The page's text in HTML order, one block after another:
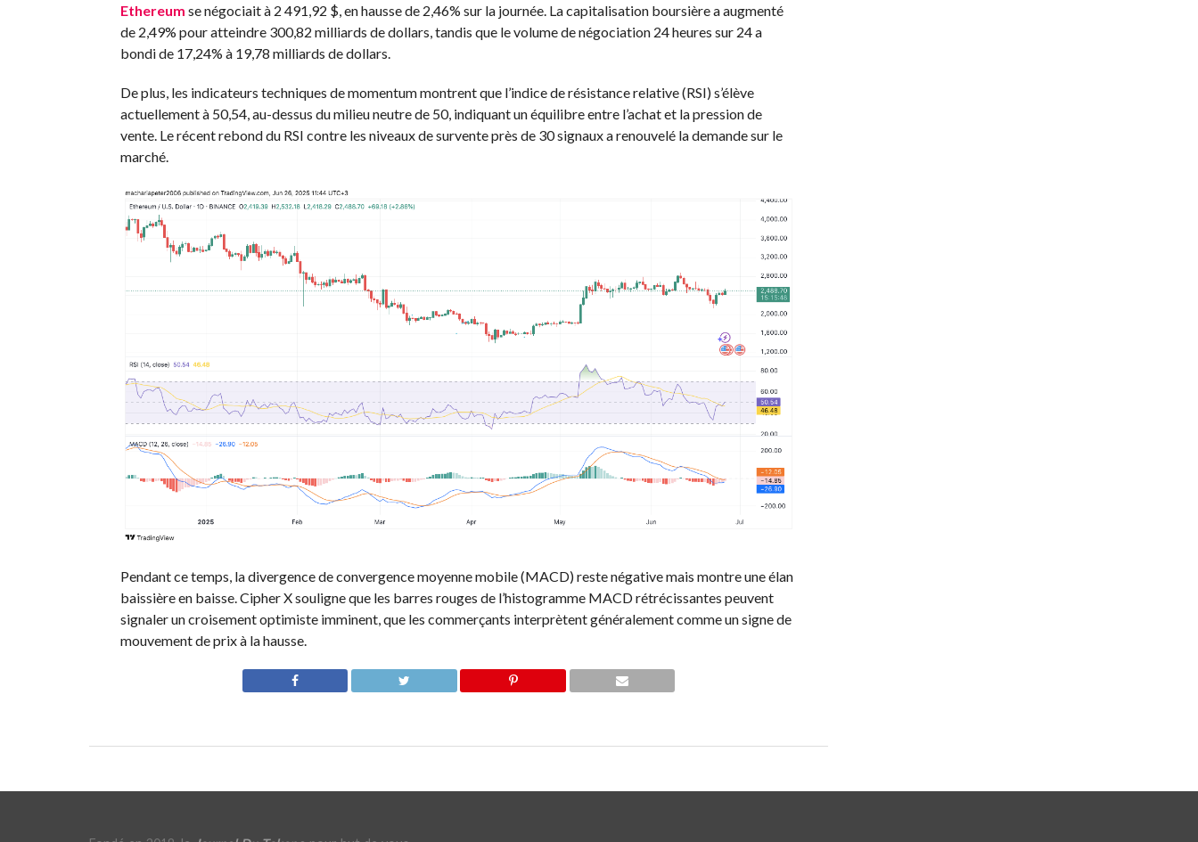
Ethereum se négociait à 2 491,92 $, en hausse de 2,46% sur la journée. La capitalisation boursière a augmenté
de 2,49% pour atteindre 300,82 milliards de dollars, tandis que le volume de négociation 24 heures sur 24 a
bondi de 17,24% à 19,78 milliards de dollars.
De plus, les indicateurs techniques de momentum montrent que l’indice de résistance relative (RSI) s’élève
actuellement à 50,54, au-dessus du milieu neutre de 50, indiquant un équilibre entre l’achat et la pression de
vente. Le récent rebond du RSI contre les niveaux de survente près de 30 signaux a renouvelé la demande sur le
marché.
Pendant ce temps, la divergence de convergence moyenne mobile (MACD) reste négative mais montre une élan
baissière en baisse. Cipher X souligne que les barres rouges de l’histogramme MACD rétrécissantes peuvent
signaler un croisement optimiste imminent, que les commerçants interprètent généralement comme un signe de
mouvement de prix à la hausse.